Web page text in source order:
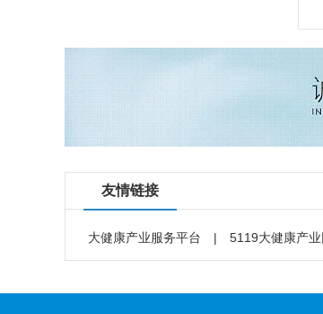
友情链接
大健康产业服务平台 | 5119大健康产业